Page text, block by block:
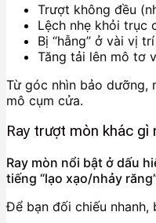
Trượt không đều
Lệch nhẹ khỏi trục
Bị “hẫng” ở vài vị
Tăng tải lên mô tơ
Từ góc nhìn bảo dưỡng,
mô cụm cửa.
Ray trượt mòn khác
Ray mòn nổi bật ở dấu
tiếng “lạo xạo/nhảy
Để bạn đối chiếu